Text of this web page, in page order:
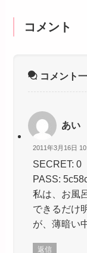
コメント
コメント
あい
2011年3月16日
SECRET: 0
PASS:
私は、お風
できるだけ
が、薄暗い
返信